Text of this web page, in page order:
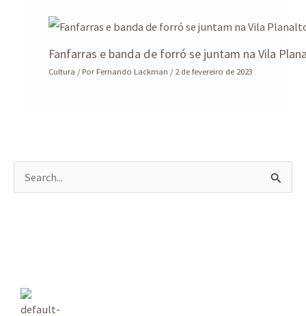
Fanfarras e banda de forró se juntam na Vila
Cultura / PorFernando Lackman /2 de fevereiro de 2023